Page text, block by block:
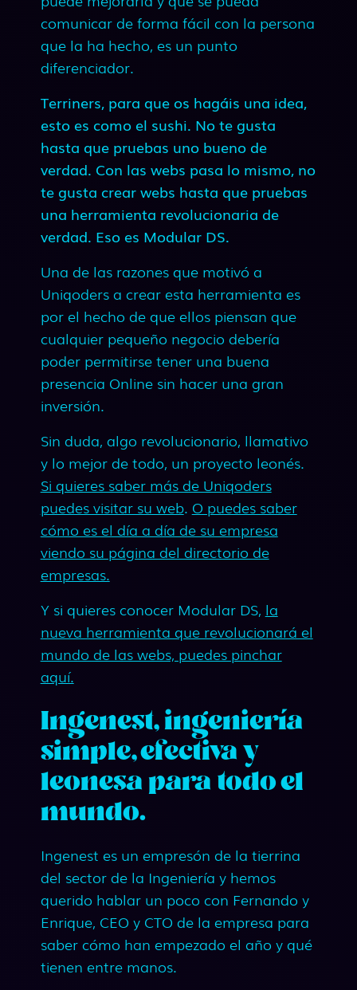
comunicar de forma fácil con la persona
que la ha hecho, es un punto
diferenciador.
Terriners, para que os hagáis una idea,
esto es como el sushi. No te gusta
hasta que pruebas uno bueno de
verdad. Con las webs pasa lo mismo, no
te gusta crear webs hasta que pruebas
una herramienta revolucionaria de
verdad. Eso es Modular DS.
Una de las razones que motivó a
Uniqoders a crear esta herramienta es
por el hecho de que ellos piensan que
cualquier pequeño negocio debería
poder permitirse tener una buena
presencia Online sin hacer una gran
inversión.
Sin duda, algo revolucionario, llamativo
y lo mejor de todo, un proyecto leonés.
Si quieres saber más de Uniqoders
puedes visitar su web. O puedes saber
cómo es el día a día de su empresa
viendo su página del directorio de
empresas.
Y si quieres conocer Modular DS, la
nueva herramienta que revolucionará el
mundo de las webs, puedes pinchar
aquí.
Ingenest, ingeniería
simple, efectiva y
leonesa para todo el
mundo.
Ingenest es un empresón de la tierrina
del sector de la Ingeniería y hemos
querido hablar un poco con Fernando y
Enrique, CEO y CTO de la empresa para
saber cómo han empezado el año y qué
tienen entre manos.